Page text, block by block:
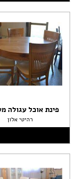
פינת אוכל עגולה
רהיטי אלון